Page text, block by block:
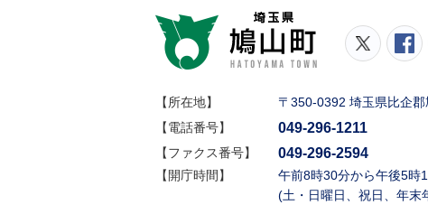
鳩山町
鳩山
【所在地】
〒350-0392 埼玉県比企
【電話番号】
049-296-1211
【ファクス番号】 049-296-2594
【開庁時間】
午前8時30分から午後5時
(土・日曜日、祝日、年末